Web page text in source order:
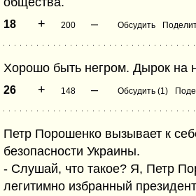
18 + 200 – Обсудить
Хорошо быть негром. Дырок на
26 + 148 – Обсудить (1)
Петр Порошенко вызывает к
безопасности Украины.
- Слушай, что такое? Я, Петр
легитимно избранный